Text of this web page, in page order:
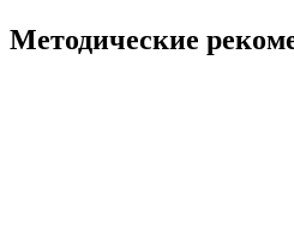
Методические